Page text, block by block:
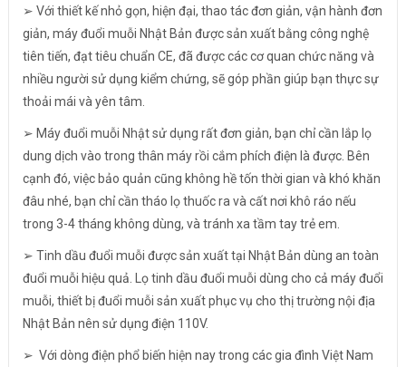
➢ Với thiết kế nhỏ gọn, hiện đại, thao tác đơn giản, vận hành đơn
giản, máy đuổi muỗi Nhật Bản được sản xuất bằng công nghệ
tiên tiến, đạt tiêu chuẩn CE, đã được các cơ quan chức năng và
nhiều người sử dụng kiểm chứng, sẽ góp phần giúp bạn thực sự
thoải mái và yên tâm.
➢ Máy đuổi muỗi Nhật sử dụng rất đơn giản, bạn chỉ cần lắp lọ
dung dịch vào trong thân máy rồi cắm phích điện là được. Bên
cạnh đó, việc bảo quản cũng không hề tốn thời gian và khó khăn
đâu nhé, bạn chỉ cần tháo lọ thuốc ra và cất nơi khô ráo nếu
trong 3-4 tháng không dùng, và tránh xa tầm tay trẻ em.
➢ Tinh dầu đuổi muỗi được sản xuất tại Nhật Bản dùng an toàn
đuổi muỗi hiệu quả. Lọ tinh dầu đuổi muỗi dùng cho cả máy đuổi
muỗi, thiết bị đuổi muỗi sản xuất phục vụ cho thị trường nội địa
Nhật Bản nên sử dụng điện 110V.
➢ Với dòng điện phổ biến hiện nay trong các gia đình Việt Nam